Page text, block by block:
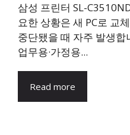
삼성 프린터 SL-
요한 상황은 새 PC로 교
중단됐을 때 자주 발생
업무용·가정용...
Read more